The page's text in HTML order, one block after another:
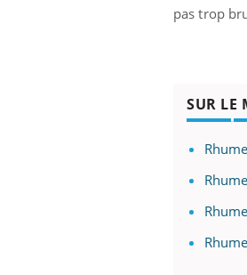
pas trop
SUR LE